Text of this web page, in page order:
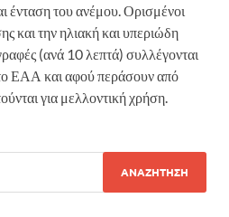
ένταση του ανέμου. Ορισμένοι
και την ηλιακή και υπεριώδη
(ανά 10 λεπτά) συλλέγονται
ΕΑΑ και αφού περάσουν από
για μελλοντική χρήση.